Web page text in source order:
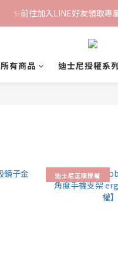
鐵粉群開張！限時加入贈
✨前往加入LINE好友領取專
鐵粉群開張！限時加入贈
所有商品 迪士尼授權系列
迪士尼正版授權